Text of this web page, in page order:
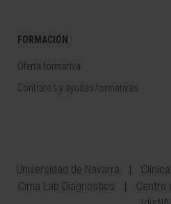
FORMACIÓN
Oferta formativa
Contratos y ayudas formativas
Universidad de Navarra
Cima Lab Diagnostics
Centro